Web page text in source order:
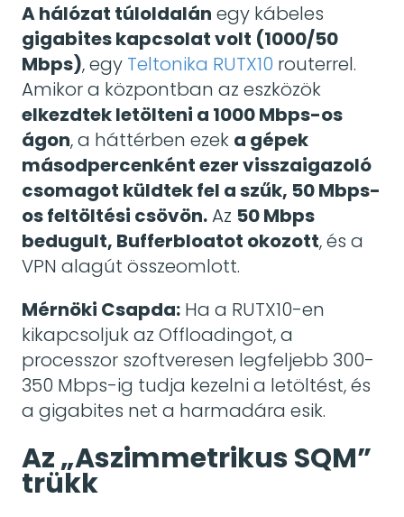
A hálózat túloldalán egy kábeles
gigabites kapcsolat volt (1000/50
Mbps), egy Teltonika RUTX10 routerrel.
Amikor a központban az eszközök
elkezdtek letölteni a 1000 Mbps-os
ágon, a háttérben ezek a gépek
másodpercenként ezer visszaigazoló
csomagot küldtek fel a szűk, 50 Mbps-
os feltöltési csövön.Az 50 Mbps
bedugult, Bufferbloatot okozott, és a
VPN alagút összeomlott.
Mérnöki Csapda: Ha a RUTX10-en
kikapcsoljuk az Offloadingot, a
processzor szoftveresen legfeljebb 300-
350 Mbps-ig tudja kezelni a letöltést, és
a gigabites net a harmadára esik.
Az „Aszimmetrikus SQM”
trükk